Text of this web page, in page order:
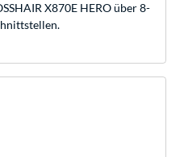
X870E HERO über 8-